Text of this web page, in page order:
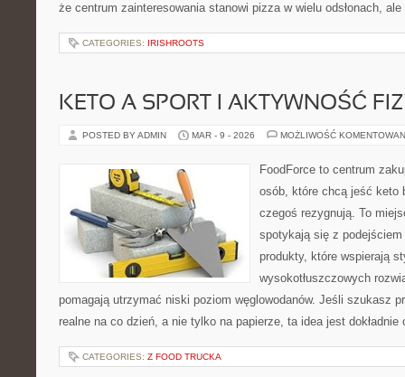
że centrum zainteresowania stanowi pizza w wielu odsłonach,
CATEGORIES: IRISHROOTS
KETO A SPORT I AKTYWNOŚĆ
POSTED BY ADMIN MAR - 9 - 2026 MOŻLIWOŚĆ
FoodForce to centrum
osób, które chcą jeść keto
czegoś rezygnują. To
spotykają się z
produkty, które wspierają
wysokotłuszczowych
pomagają utrzymać niski poziom węglowodanów. Jeśli szukasz
realne na co dzień, a nie tylko na papierze, ta idea jest
CATEGORIES: Z FOOD TRUCKA